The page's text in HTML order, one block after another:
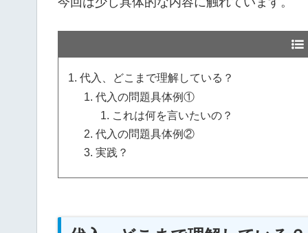
代入、どこまで理解している？
代入の問題具体例①
これは何を言いたいの？
代入の問題具体例②
実践？